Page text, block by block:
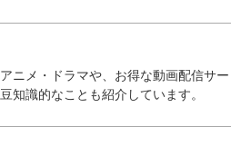
ニメ・ドラマや、お得な動画配信サ
知識的なことも紹介しています。